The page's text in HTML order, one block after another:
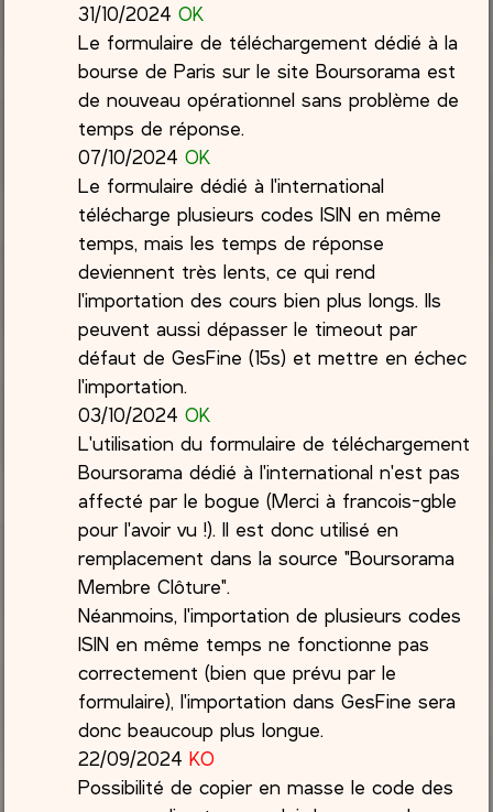
31/10/2024OK
Le formulaire de téléchargement dédié à la
bourse de Paris sur le site Boursorama est
de nouveau opérationnel sans problème de
temps de réponse.
07/10/2024OK
Le formulaire dédié à l'international
télécharge plusieurs codes ISIN en même
temps, mais les temps de réponse
deviennent très lents, ce qui rend
l'importation des cours bien plus longs. Ils
peuvent aussi dépasser le timeout par
défaut de GesFine (15s) et mettre en échec
l'importation.
03/10/2024OK
L'utilisation du formulaire de téléchargement
Boursorama dédié à l'international n'est pas
affecté par le bogue (Merci à francois-gble
pour l'avoir vu !). Il est donc utilisé en
remplacement dans la source "Boursorama
Membre Clôture".
Néanmoins, l'importation de plusieurs codes
ISIN en même temps ne fonctionne pas
correctement (bien que prévu par le
formulaire), l'importation dans GesFine sera
donc beaucoup plus longue.
22/09/2024KO
Possibilité de copier en masse le code des